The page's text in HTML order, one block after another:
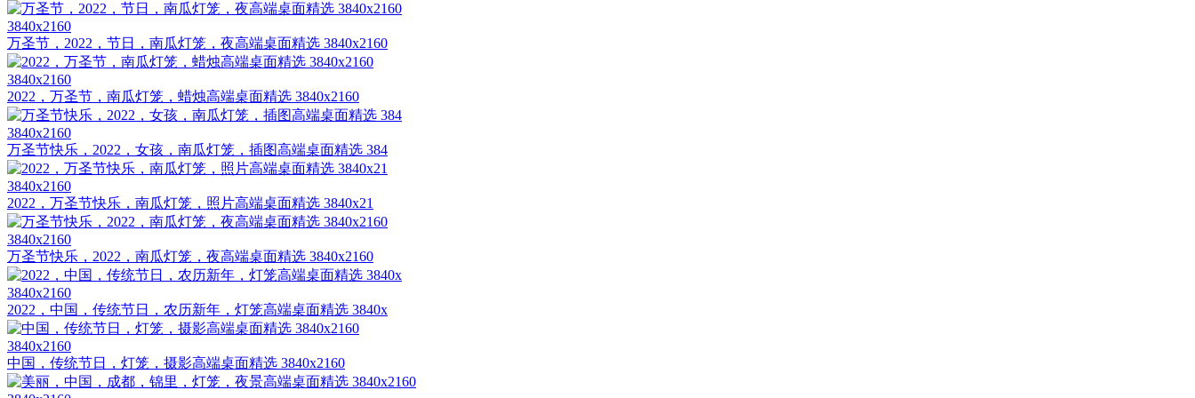
3840x2160
万圣节，2022，节日，南瓜灯笼，夜高端桌面精选 3840x2160
3840x2160
2022，万圣节，南瓜灯笼，蜡烛高端桌面精选 3840x2160
3840x2160
万圣节快乐，2022，女孩，南瓜灯笼，插图高端桌面精选 384
3840x2160
2022，万圣节快乐，南瓜灯笼，照片高端桌面精选 3840x21
3840x2160
万圣节快乐，2022，南瓜灯笼，夜高端桌面精选 3840x2160
3840x2160
2022，中国，传统节日，农历新年，灯笼高端桌面精选 3840x
3840x2160
中国，传统节日，灯笼，摄影高端桌面精选 3840x2160